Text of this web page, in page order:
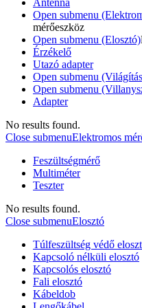
Antenna
Open submenu
mérőeszköz
Open submenu (Elosztó)
Érzékelő
Utazó adapter
Open submenu
Open submenu
Adapter
No results found.
Close submenuElektromos
Feszültségmérő
Multiméter
Teszter
No results found.
Close submenuElosztó
Túlfeszültség védő
Kapcsoló nélküli elosztó
Kapcsolós elosztó
Fali elosztó
Kábeldob